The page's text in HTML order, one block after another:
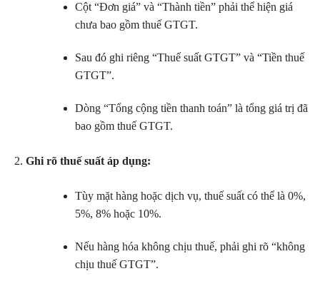
Cột “Đơn giá” và “Thành tiền” phải thể hiện giá
chưa bao gồm thuế GTGT.
Sau đó ghi riêng “Thuế suất GTGT” và “Tiền thuế
GTGT”.
Dòng “Tổng cộng tiền thanh toán” là tổng giá trị đã
bao gồm thuế GTGT.
Ghi rõ thuế suất áp dụng:
Tùy mặt hàng hoặc dịch vụ, thuế suất có thể là 0%,
5%, 8% hoặc 10%.
Nếu hàng hóa không chịu thuế, phải ghi rõ “không
chịu thuế GTGT”.